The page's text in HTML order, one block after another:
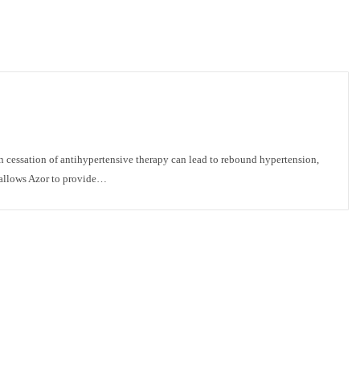
of antihypertensive therapy can lead to rebound hypertension,
Azor to provide…